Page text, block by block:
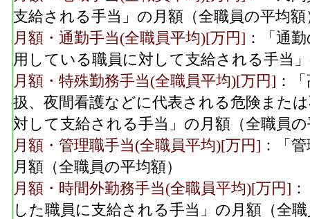
支給される手当」の月額（全職員の平均額
月額・通勤手当(全職員平均)[万円] ：「通
用している職員に対して支給される手当
月額・特殊勤務手当(全職員平均)[万円] ：
扱、夜間看護などに代表される危険また
対して支給される手当」の月額（全職員
月額・管理職手当(全職員平均)[万円] ：「
月額（全職員の平均額）
月額・時間外勤務手当(全職員平均)[万円]
した職員に支給される手当」の月額（全